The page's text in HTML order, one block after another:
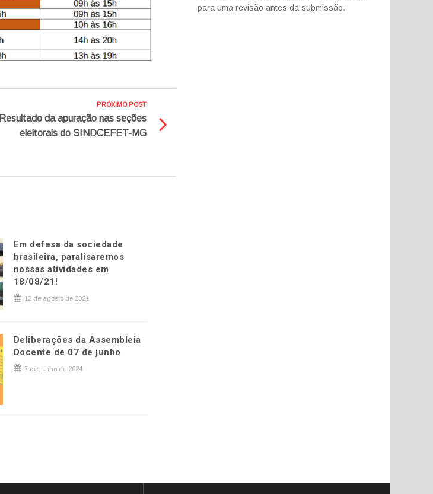
PRÓXIMO POST
Resultado da apuração nas seções
eleitorais do SINDCEFET-MG
Em defesa da sociedade
brasileira, paralisaremos
nossas atividades em
18/08/21!
12 de agosto de 2021
Deliberações da Assembleia
Docente de 07 de junho
7 de junho de 2024
para uma revisão antes da submissão.